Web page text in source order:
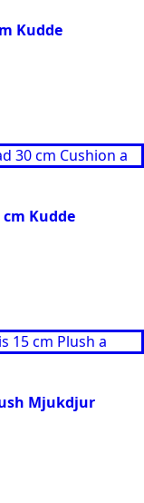
Kudde
Kudde
Mjukdjur